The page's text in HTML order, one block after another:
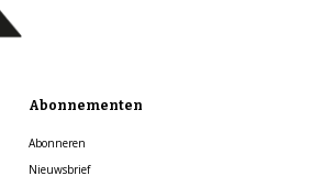
Abonnementen
Abonneren
Nieuwsbrief